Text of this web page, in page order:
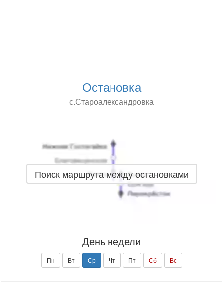
Остановка
с.Староалександровка
Поиск маршрута между остановками
День недели
Пн Вт Ср Чт Пт Сб Вс